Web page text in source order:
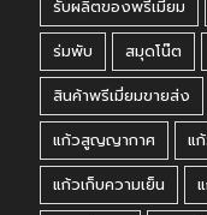
รับผลิตของพรีเมี่ยม
ร่มพับ
สมุดโน๊ต
สินค้าพรีเมี่ยมขายส่ง
แก้วสูญญากาศ
แ
แก้วเก็บความเย็น